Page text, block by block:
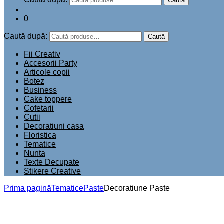
0
Caută după: Caută
Fii Creativ
Accesorii Party
Articole copii
Botez
Business
Cake toppere
Cofetarii
Cutii
Decoratiuni casa
Floristica
Tematice
Nunta
Texte Decupate
Stikere Creative
Prima paginăTematicePasteDecoratiune Paste